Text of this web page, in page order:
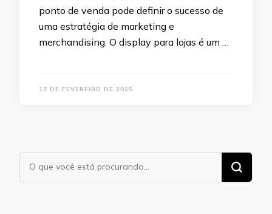
ponto de venda pode definir o sucesso de
uma estratégia de marketing e
merchandising. O display para lojas é um …
17 DE FEVEREIRO DE 2025
Procurando
algo?